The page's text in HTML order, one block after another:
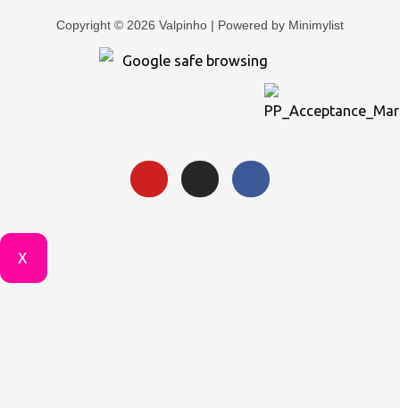
Copyright © 2026 Valpinho | Powered by Minimylist
X